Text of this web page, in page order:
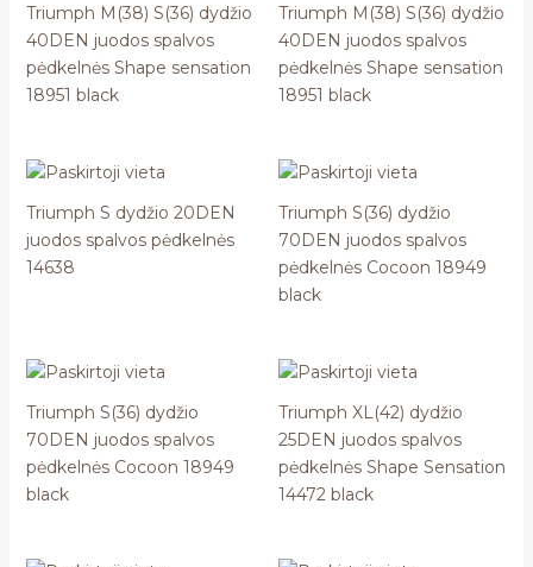
Triumph M(38) S(36) dydžio
40DEN juodos spalvos
pėdkelnės Shape sensation
18951 black
Triumph M(38) S(36) dydžio
40DEN juodos spalvos
pėdkelnės Shape sensation
18951 black
Triumph S dydžio 20DEN
juodos spalvos pėdkelnės
14638
Triumph S(36) dydžio
70DEN juodos spalvos
pėdkelnės Cocoon 18949
black
Triumph S(36) dydžio
70DEN juodos spalvos
pėdkelnės Cocoon 18949
black
Triumph XL(42) dydžio
25DEN juodos spalvos
pėdkelnės Shape Sensation
14472 black